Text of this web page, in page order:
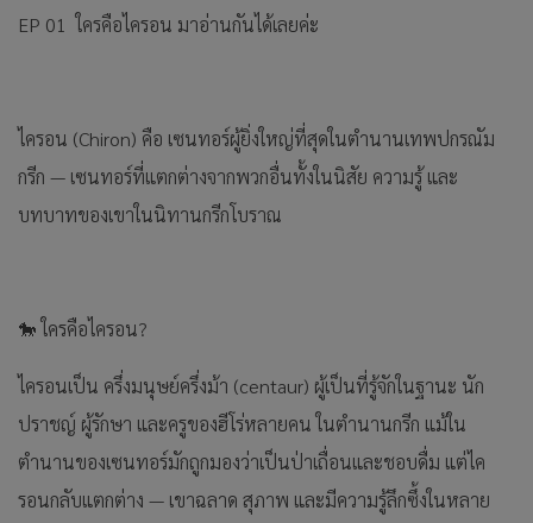
EP 01 ใครคือไครอน มาอ่านกันได้เลยค่ะ
ไครอน (Chiron) คือ เซนทอร์ผู้ยิ่งใหญ่ที่สุดในตำนานเทพปกรณัม
กรีก — เซนทอร์ที่แตกต่างจากพวกอื่นทั้งในนิสัย ความรู้ และ
บทบาทของเขาในนิทานกรีกโบราณ
🐎 ใครคือไครอน?
ไครอนเป็น ครึ่งมนุษย์ครึ่งม้า (centaur) ผู้เป็นที่รู้จักในฐานะ นัก
ปราชญ์ ผู้รักษา และครูของฮีโร่หลายคน ในตำนานกรีก แม้ใน
ตำนานของเซนทอร์มักถูกมองว่าเป็นป่าเถื่อนและชอบดื่ม แต่ไค
รอนกลับแตกต่าง — เขาฉลาด สุภาพ และมีความรู้ลึกซึ้งในหลาย